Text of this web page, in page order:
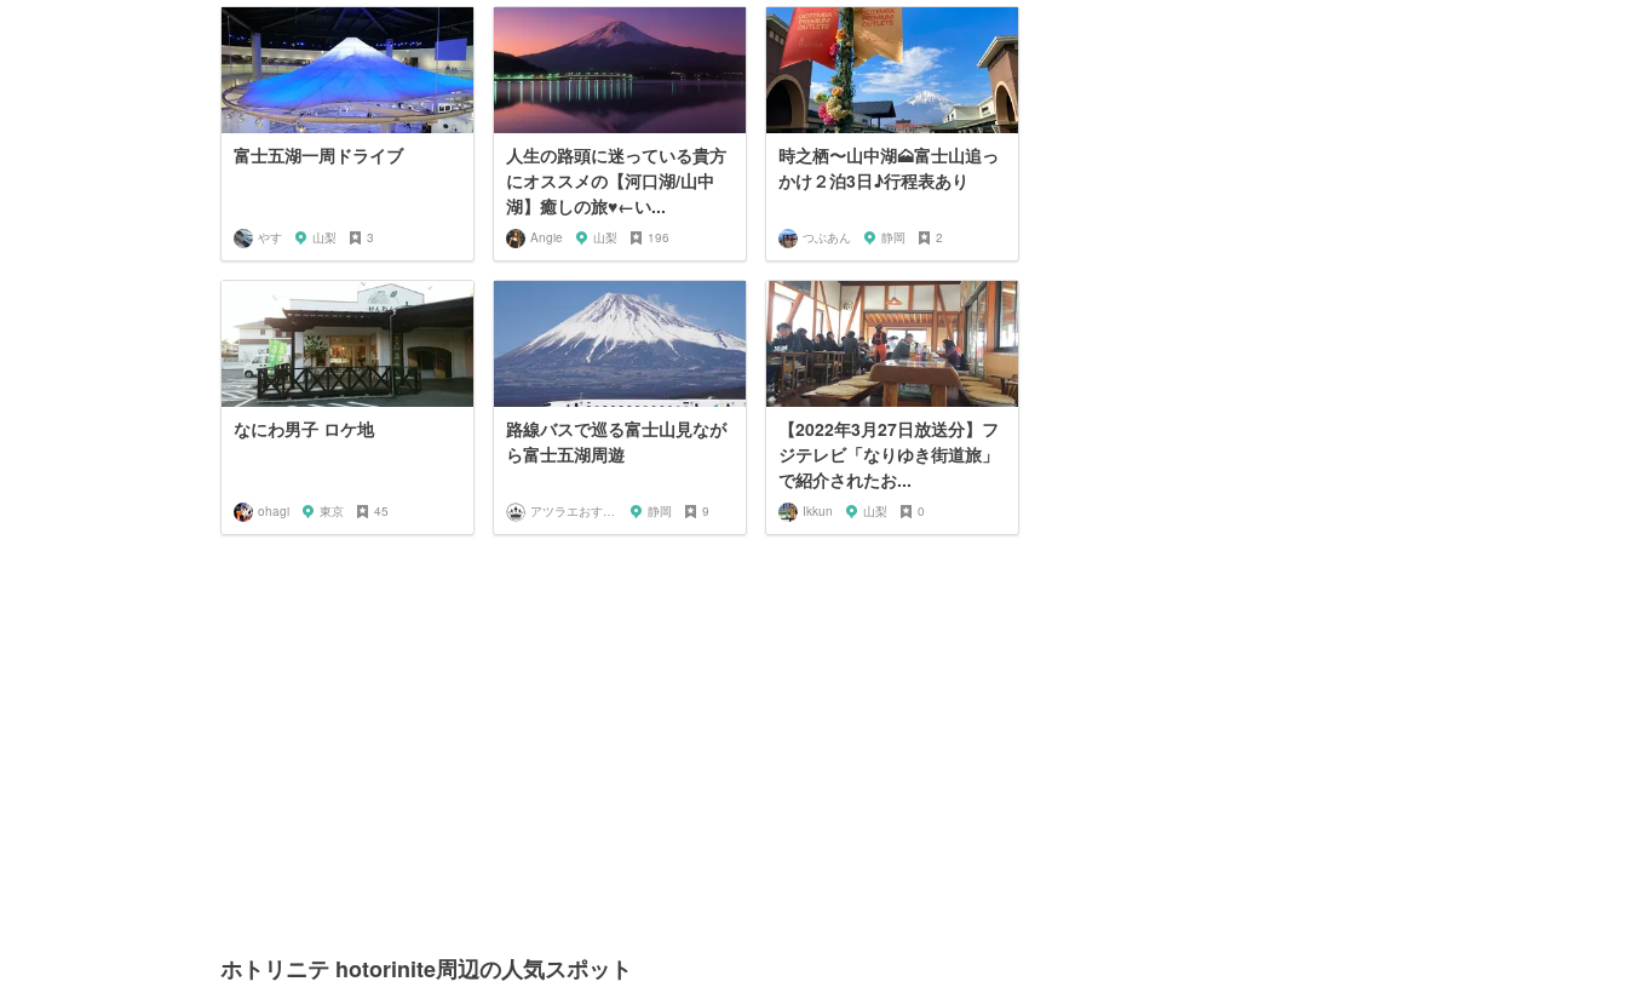
富士五湖一周ドライブ
やす 山梨 3
人生の路頭に迷っている貴方
にオススメの【河口湖/山中
湖】癒しの旅♥︎←い...
Angie 山梨 196
時之栖〜山中湖🗻富士山追っ
かけ２泊3日♪行程表あり
つぶあん 静岡 2
なにわ男子 ロケ地
ohagi 東京 45
路線バスで巡る富士山見なが
ら富士五湖周遊
アツラエおすすめ旅プラン！ 静岡 9
【2022年3月27日放送分】フ
ジテレビ「なりゆき街道旅」
で紹介されたお...
Ikkun 山梨 0
ホトリニテ hotorinite周辺の人気スポット